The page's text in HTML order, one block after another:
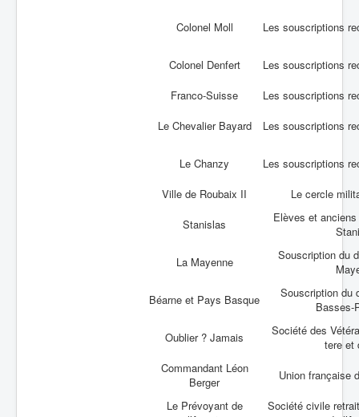
Colonel Moll Les souscriptions
Colonel Denfert
Les souscriptions
Franco-Suisse
Les souscriptions
Le Chevalier Bayard
Les souscriptions
Le Chanzy
Les souscriptions
Ville de Roubaix II
Le cercle
Stanislas
Elèves et
La Mayenne
Souscription du
Béarne et Pays Basque
Souscription du
Basses-
Oublier ? Jamais
Société des
tere et
Commandant Léon
Berger
Union française
Le Prévoyant de
Société civile